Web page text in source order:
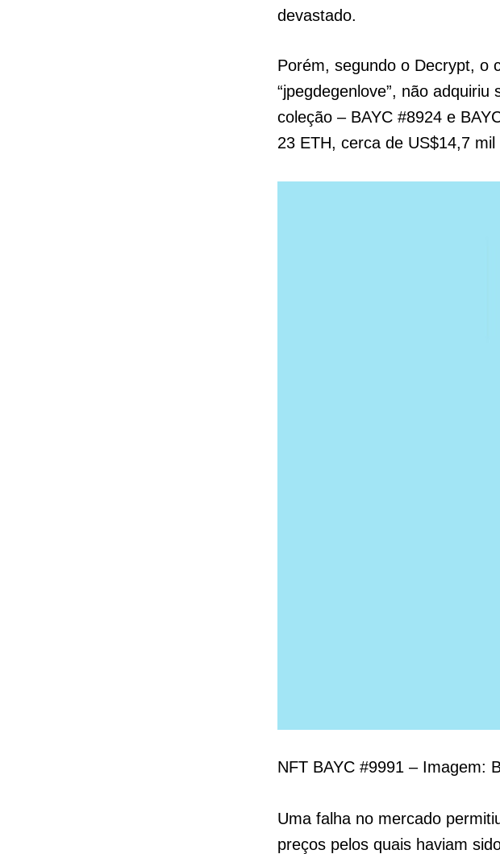
devastado.
Porém, segundo o Decrypt, o
“jpegdegenlove”, não
coleção – BAYC #8924 e
23 ETH, cerca de US$14,7
NFT BAYC #9991 – Imagem:
Uma falha no mercado
preços pelos quais haviam